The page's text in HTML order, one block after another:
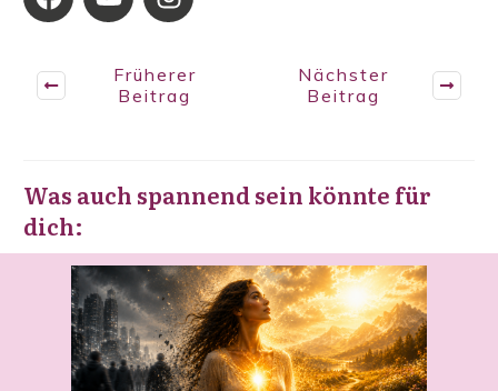
Früherer
Beitrag
Nächster
Beitrag
Was auch spannend sein könnte für
dich: